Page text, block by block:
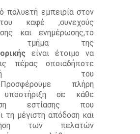
πολυετή εμπειρία στον
καφέ ,συνεχούς
και ενημέρωσης,το
τμήμα της
είναι έτοιμο να
πέρας οποιαδήποτε
του
πλήρη
υποστήριξη σε κάθε
εστίασης που
τη μέγιστη απόδοση και
των πελατών